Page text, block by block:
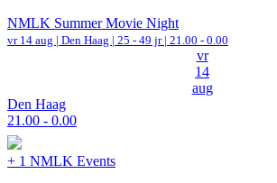
NMLK Summer Movie Night
vr 14 aug | Den Haag | 25 - 49 jr | 21.00 - 0.00
vr
14
aug
Den Haag
21.00 - 0.00
+ 1 NMLK Events